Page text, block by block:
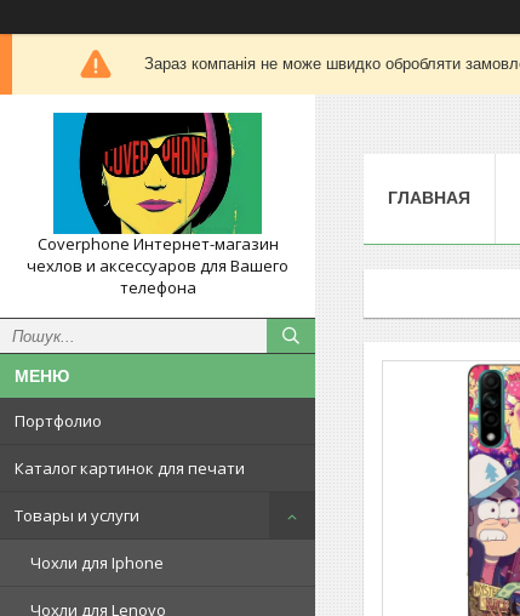
Зараз компанія не може швидко обробляти
Coverphone Интернет-магазин
чехлов и аксессуаров для Вашего
телефона
Портфолио
Каталог картинок для печати
Товары и услуги
Чохли для Iphone
Чохли для Lenovo
ГЛАВНАЯ